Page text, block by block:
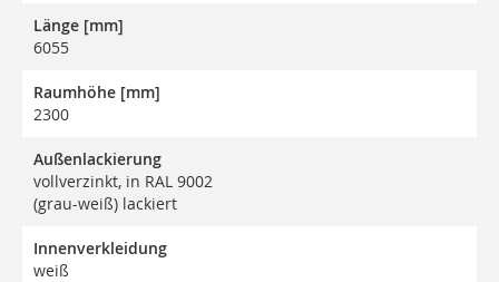
Länge [mm]
6055
Raumhöhe [mm]
2300
Außenlackierung
vollverzinkt, in RAL 9002
(grau-weiß) lackiert
Innenverkleidung
weiß